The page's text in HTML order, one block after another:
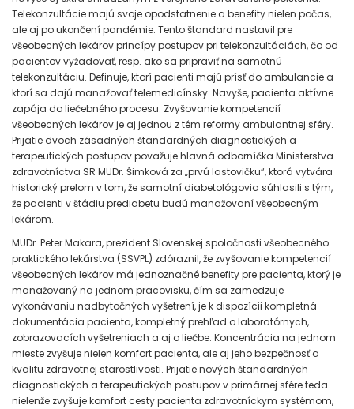
Telekonzultácie majú svoje opodstatnenie a benefity nielen počas,
ale aj po ukončení pandémie. Tento štandard nastavil pre
všeobecných lekárov princípy postupov pri telekonzultáciách, čo od
pacientov vyžadovať, resp. ako sa pripraviť na samotnú
telekonzultáciu. Definuje, ktorí pacienti majú prísť do ambulancie a
ktorí sa dajú manažovať telemedicínsky. Navyše, pacienta aktívne
zapája do liečebného procesu. Zvyšovanie kompetencií
všeobecných lekárov je aj jednou z tém reformy ambulantnej sféry.
Prijatie dvoch zásadných štandardných diagnostických a
terapeutických postupov považuje hlavná odborníčka Ministerstva
zdravotníctva SR MUDr. Šimková za „prvú lastovičku“, ktorá vytvára
historický prelom v tom, že samotní diabetológovia súhlasili s tým,
že pacienti v štádiu prediabetu budú manažovaní všeobecným
lekárom.
MUDr. Peter Makara, prezident Slovenskej spoločnosti všeobecného
praktického lekárstva (SSVPL) zdôraznil, že zvyšovanie kompetencií
všeobecných lekárov má jednoznačné benefity pre pacienta, ktorý je
manažovaný na jednom pracovisku, čím sa zamedzuje
vykonávaniu nadbytočných vyšetrení, je k dispozícii kompletná
dokumentácia pacienta, kompletný prehľad o laboratórnych,
zobrazovacích vyšetreniach a aj o liečbe. Koncentrácia na jednom
mieste zvyšuje nielen komfort pacienta, ale aj jeho bezpečnosť a
kvalitu zdravotnej starostlivosti. Prijatie nových štandardných
diagnostických a terapeutických postupov v primárnej sfére teda
nielenže zvyšuje komfort cesty pacienta zdravotníckym systémom,